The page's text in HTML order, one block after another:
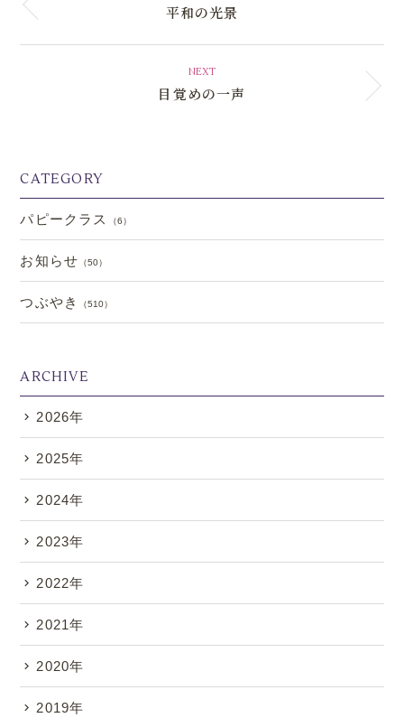
平和の光景
NEXT
目覚めの一声
CATEGORY
パピークラス （6）
お知らせ （50）
つぶやき （510）
ARCHIVE
2026年
2025年
2024年
2023年
2022年
2021年
2020年
2019年